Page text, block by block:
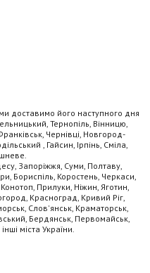
доставимо його наступного дня
Тернопіль, Вінницю,
Чернівці, Новгород-
, Гайсин, Ірпінь, Сміла,
Запоріжжя, Суми, Полтаву,
Бориспіль, Коростень, Черкаси,
Прилуки, Ніжин, Яготин,
Красноград, Кривий Ріг,
Слов'янськ, Краматорськ,
Бердянськ, Первомайськ,
міста України.